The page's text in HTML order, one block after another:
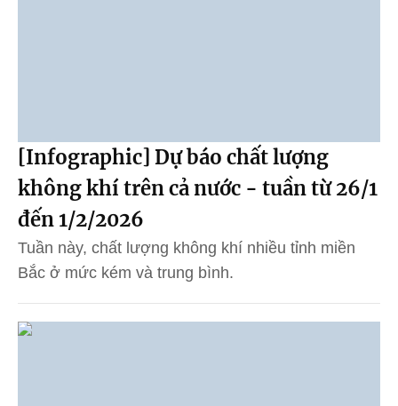
[Infographic] Dự báo chất lượng
không khí trên cả nước - tuần từ 26/1
đến 1/2/2026
Tuần này, chất lượng không khí nhiều tỉnh miền
Bắc ở mức kém và trung bình.